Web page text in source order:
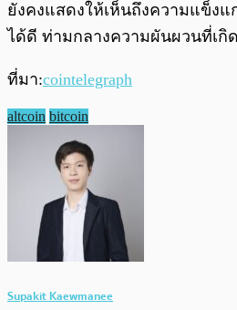
ยังคงแสดงให้เห็นถึงความแข็งแ
ได้ดี ท่ามกลางความผันผวนที่เกิ
ที่มา:cointelegraph
altcoin bitcoin
Supakit Kaewmanee